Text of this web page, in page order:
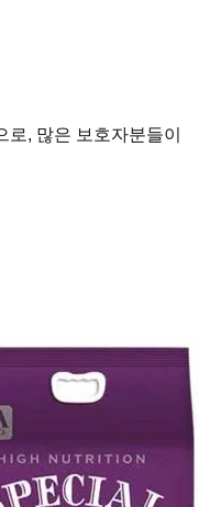
, 많은 보호자분들이